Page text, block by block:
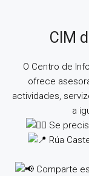
CIM
O Centro de
ofrece
actividades,
a
Se
Rúa
Comparte